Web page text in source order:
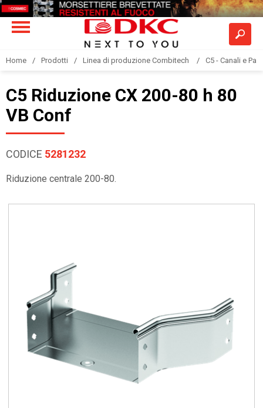
Home Prodotti Linea di produzione Combitech C5 - Canali e
C5 Riduzione CX 200-80 h 80
VB Conf
CODICE 5281232
Riduzione centrale 200-80.